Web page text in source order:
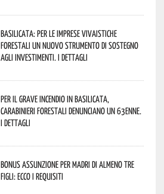
Basilicata: per le imprese vivaistiche
forestali un nuovo strumento di sostegno
agli investimenti. I dettagli
Per il grave incendio in Basilicata,
Carabinieri forestali denunciano un 63enne.
I dettagli
Bonus assunzione per madri di almeno tre
figli: ecco i requisiti